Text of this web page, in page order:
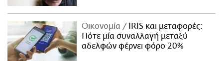
Οικονομία
IRIS και μεταφορές:
Πότε μία συναλλαγή μεταξύ
αδελφών φέρνει φόρο 20%